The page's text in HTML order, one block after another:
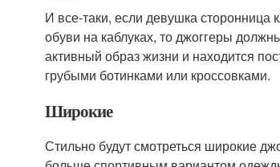
И все-таки, если девушка сторонница
обуви на каблуках, то джоггеры
активный образ жизни и находится
грубыми ботинками или кроссовками.
Широкие
Стильно будут смотреться широкие